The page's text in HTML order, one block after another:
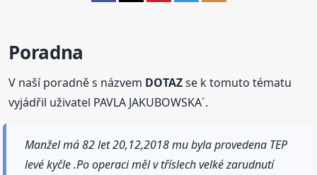
Poradna
V naší poradně s názvem DOTAZse k tomuto tématu
vyjádřil uživatel PAVLA JAKUBOWSKA´.
Manžel má 82 let 20,12,2018 mu byla provedena TEP
levé kyčle .Po operaci měl v tříslech velké zarudnutí